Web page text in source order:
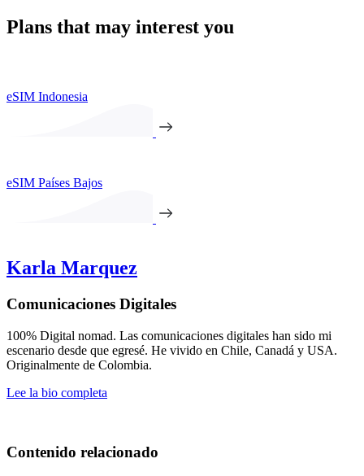
Plans that may interest you
eSIM Indonesia
eSIM Países Bajos
Karla Marquez
Comunicaciones Digitales
100% Digital nomad. Las comunicaciones digitales han sido mi
escenario desde que egresé. He vivido en Chile, Canadá y USA.
Originalmente de Colombia.
Lee la bio completa
Contenido relacionado